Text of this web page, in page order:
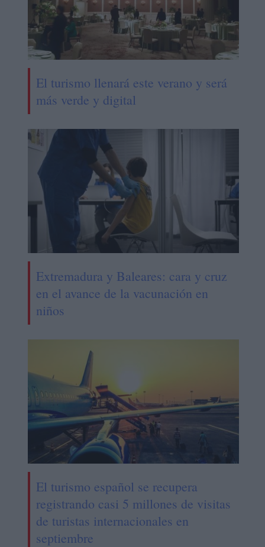
El turismo llenará este verano y será
más verde y digital
Extremadura y Baleares: cara y cruz
en el avance de la vacunación en
niños
El turismo español se recupera
registrando casi 5 millones de visitas
de turistas internacionales en
septiembre